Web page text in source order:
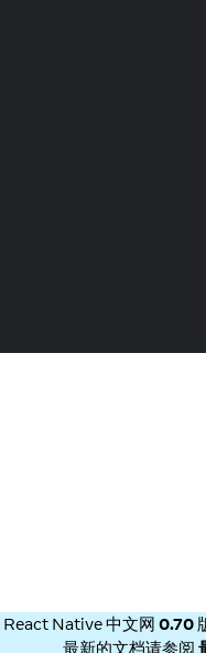
React Native 中文网 0.70
最新的文档请参阅